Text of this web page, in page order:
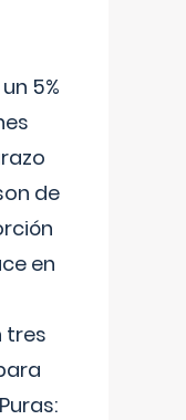
5%
de
en
tres